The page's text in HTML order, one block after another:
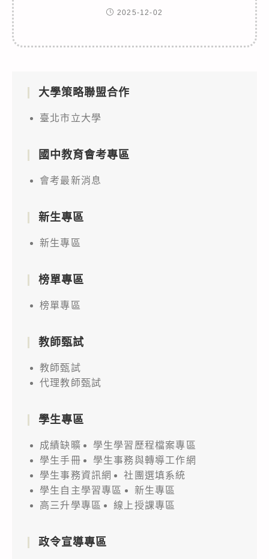
2025-12-02
大學策略聯盟合作
臺北市立大學
國中教育會考專區
會考最新消息
新生專區
新生專區
榜單專區
榜單專區
教師甄試
教師甄試
代理教師甄試
學生專區
成績缺曠
學生學習歷程檔案專區
學生手冊
學生事務與轉導工作網
學生事務資訊網
社團選填系統
學生自主學習專區
新生專區
高三升學專區
線上授課專區
政令宣導專區